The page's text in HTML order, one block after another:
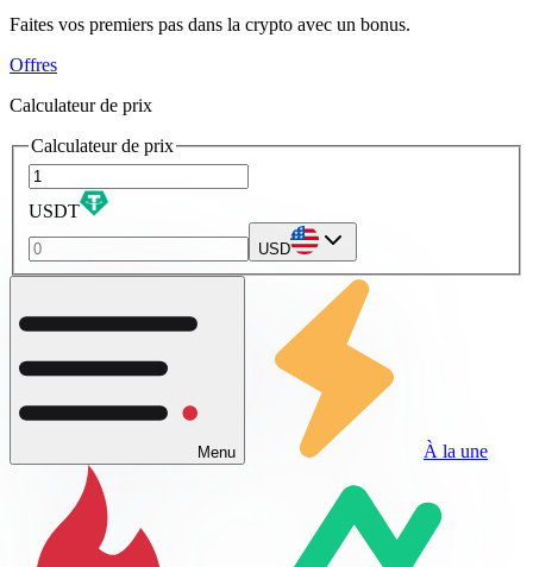
Faites vos premiers pas dans la crypto avec un bonus.
Offres
Calculateur de prix
Calculateur de prix
USDT
USD
Menu À la une